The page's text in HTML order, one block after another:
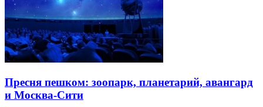
Пресня пешком: зоопарк, планетарий, авангард
и Москва-Сити